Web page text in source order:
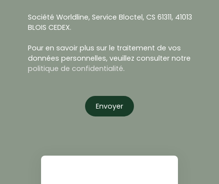
Société Worldline, Service Bloctel, CS 61311, 41013
BLOIS CEDEX.
Pour en savoir plus sur le traitement de vos
données personnelles, veuillez consulter notre
politique de confidentialité.
Envoyer